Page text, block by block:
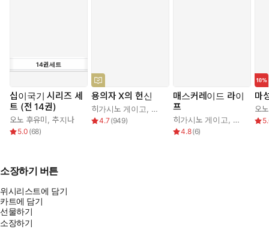
14권세트
십이국기 시리즈 세
트 (전 14권)
오노 후유미 추지나
5.0 (68)
용의자 X의 헌신
히가시노 게이고 양억관
4.7 (949)
매스커레이드 라이
프
히가시노 게이고 김은모
4.8(6)
마
오
소장하기 버튼
위시리스트에 담기
카트에 담기
선물하기
소장하기